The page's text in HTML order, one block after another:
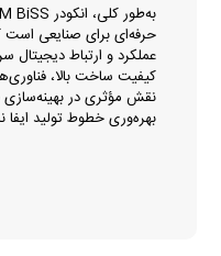
حرفه‌ای برای صنایعی است
عملکرد و ارتباط دیجیتال
کیفیت ساخت بالا،
نقش مؤثری در بهینه‌سازی
بهره‌وری خطوط تولید ایفا